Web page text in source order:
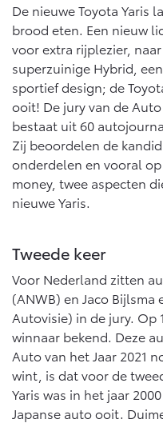
Vanaf € 39.995,-
Mirai
WATERSTOF-ELEKTRISCH
Vanaf € 76.695,-
Proace (excl. BTW)
OOK ALS BATTERIJ-
ELEKTRISCH
De nieuwe Toyota Yaris
brood eten. Een nieuw
voor extra rijplezier,
superzuinige Hybrid,
sportief design; de
ooit! De jury van de
bestaat uit 60
Zij beoordelen de
onderdelen en vooral
money, twee aspecten
nieuwe Yaris.
Tweede keer
Voor Nederland zitten
(ANWB) en Jaco
Autovisie) in de jury. Op
winnaar bekend. Deze
Auto van het Jaar 2021
wint, is dat voor de
Yaris was in het jaar
Japanse auto ooit.